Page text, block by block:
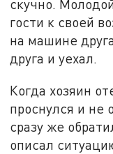
скучно.
гости к своей
на машине
друга и уехал.
Когда хозяин
проснулся и не
сразу же
описал